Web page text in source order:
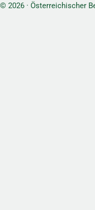
© 2026 · Österreichischer